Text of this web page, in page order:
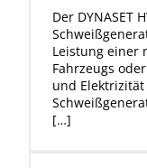
Der DYNASET
Leistung einer
Fahrzeugs
und
[…]